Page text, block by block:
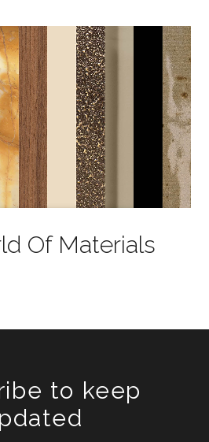
Of Materials
to keep